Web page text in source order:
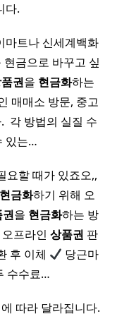
다.
마트나 신세계백화
금으로 바꾸고 싶
권을 현금화하는
매매소 방문, 중고
각 방법의 실질 수
있는…
요할 때가 있죠오,,
현금화하기 위해 오
을 현금화하는 방
오프라인상품권 판
후 이체
당근마
수수료…
따라 달라집니다.